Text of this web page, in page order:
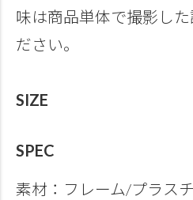
味は商品単体で撮影し
ださい。
SIZE
SPEC
素材：フレーム/プラス